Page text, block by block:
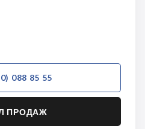
088 85 55
ПРОДАЖ